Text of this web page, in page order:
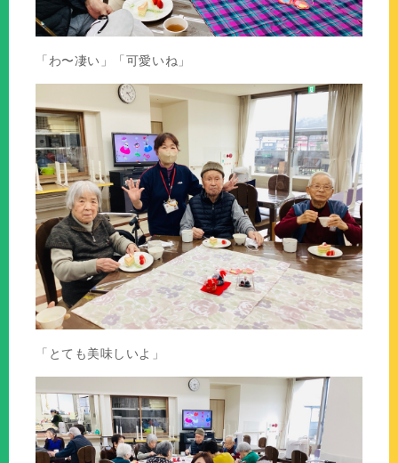
「わ〜凄い」「可愛いね」
「とても美味しいよ」